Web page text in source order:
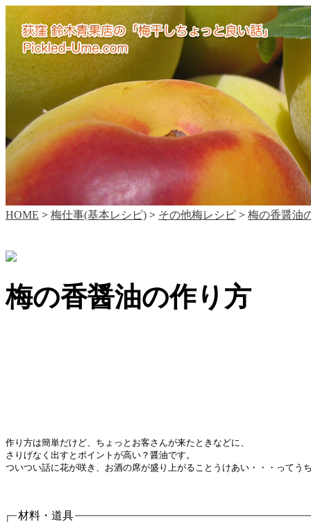
HOME > 梅仕事(基本レシピ) > その他梅レシピ > 梅の香醤油
梅の香醤油の作り方
作り方は簡単だけど、ちょっとお客さんが来たときなどに、
さりげなく出すとポイントが高い？醤油です。
ついつい話に花が咲き、お酒の席が盛り上がることうけあい・・・って
材料・道具